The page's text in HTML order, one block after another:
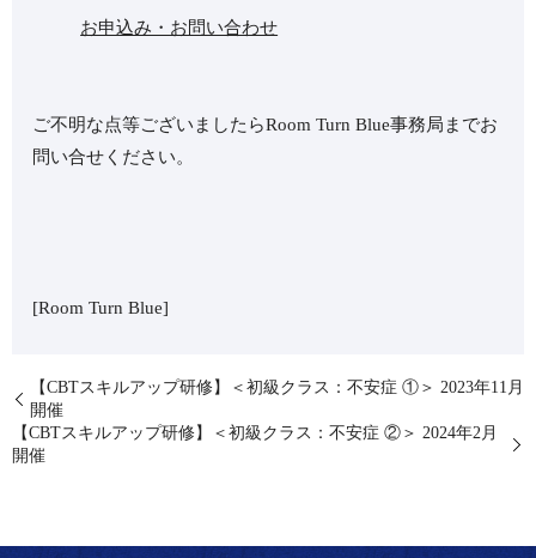
お申込み・お問い合わせ
ご不明な点等ございましたらRoom Turn Blue事務局までお
問い合せください。
[Room Turn Blue]
【CBTスキルアップ研修】＜初級クラス：不安症 ①＞ 2023年11月
開催
【CBTスキルアップ研修】＜初級クラス：不安症 ②＞ 2024年2月
開催